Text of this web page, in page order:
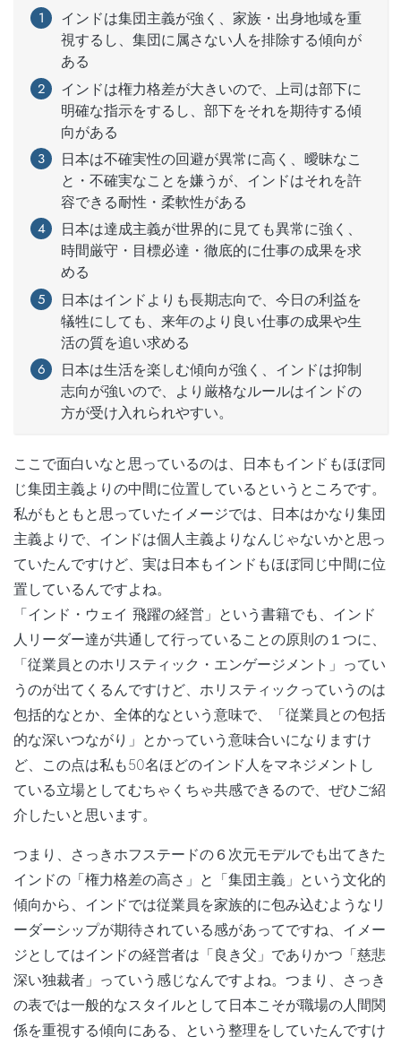
インドは集団主義が強く、家族・出身地域を重
視するし、集団に属さない人を排除する傾向が
ある
インドは権力格差が大きいので、上司は部下に
明確な指示をするし、部下をそれを期待する傾
向がある
日本は不確実性の回避が異常に高く、曖昧なこ
と・不確実なことを嫌うが、インドはそれを許
容できる耐性・柔軟性がある
日本は達成主義が世界的に見ても異常に強く、
時間厳守・目標必達・徹底的に仕事の成果を求
める
日本はインドよりも長期志向で、今日の利益を
犠牲にしても、来年のより良い仕事の成果や生
活の質を追い求める
日本は生活を楽しむ傾向が強く、インドは抑制
志向が強いので、より厳格なルールはインドの
方が受け入れられやすい。
ここで面白いなと思っているのは、日本もインドもほぼ同
じ集団主義よりの中間に位置しているというところです。
私がもともと思っていたイメージでは、日本はかなり集団
主義よりで、インドは個人主義よりなんじゃないかと思っ
ていたんですけど、実は日本もインドもほぼ同じ中間に位
置しているんですよね。
「インド・ウェイ 飛躍の経営」という書籍でも、インド
人リーダー達が共通して行っていることの原則の１つに、
「従業員とのホリスティック・エンゲージメント」ってい
うのが出てくるんですけど、ホリスティックっていうのは
包括的なとか、全体的なという意味で、「従業員との包括
的な深いつながり」とかっていう意味合いになりますけ
ど、この点は私も50名ほどのインド人をマネジメントし
ている立場としてむちゃくちゃ共感できるので、ぜひご紹
介したいと思います。
つまり、さっきホフステードの６次元モデルでも出てきた
インドの「権力格差の高さ」と「集団主義」という文化的
傾向から、インドでは従業員を家族的に包み込むようなリ
ーダーシップが期待されている感があってですね、イメー
ジとしてはインドの経営者は「良き父」でありかつ「慈悲
深い独裁者」っていう感じなんですよね。つまり、さっき
の表では一般的なスタイルとして日本こそが職場の人間関
係を重視する傾向にある、という整理をしていたんですけ